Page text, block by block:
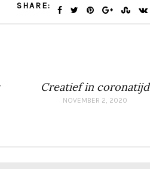
SHARE:
Creatief in coronatijd
NOVEMBER 2, 2020